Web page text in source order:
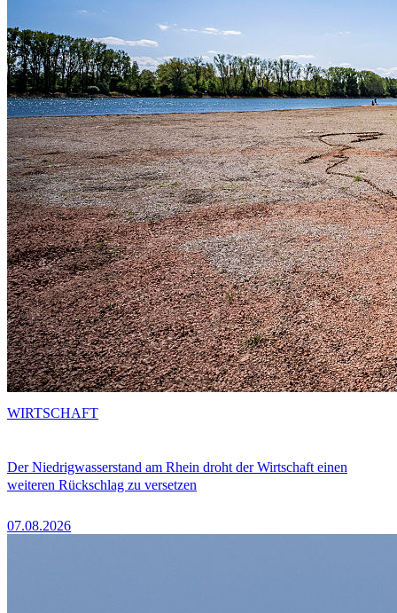
Der Niedrigwasserstand am Rhein droht der Wirtschaft einen
weiteren Rückschlag zu versetzen
07.08.2026
WIRTSCHAFT